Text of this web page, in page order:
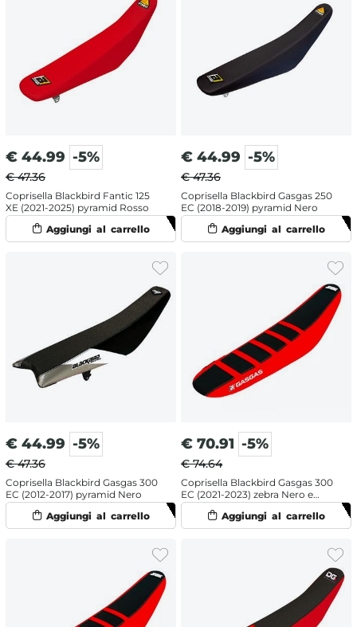
€ 44.99 -5%
€ 47.36
Coprisella Blackbird Fantic 125
XE (2021-2025) pyramid Rosso
€ 44.99 -5%
€ 47.36
Coprisella Blackbird Gasgas 250
EC (2018-2019) pyramid Nero
€ 44.99 -5%
€ 47.36
Coprisella Blackbird Gasgas 300
EC (2012-2017) pyramid Nero
€ 70.91 -5%
€ 74.64
Coprisella Blackbird Gasgas 300
EC (2021-2023) zebra Nero e
Rosso